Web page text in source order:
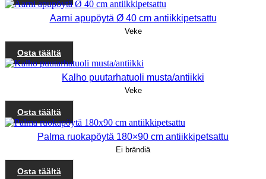
Aarni apupöytä Ø 40 cm antiikkipetsattu
Veke
Osta täältä
Kalho puutarhatuoli musta/antiikki
Veke
Osta täältä
Palma ruokapöytä 180×90 cm antiikkipetsattu
Ei brändiä
Osta täältä